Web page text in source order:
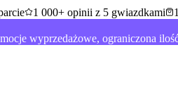
1 000+ opinii z 5 gwiazdkami
wyprzedażowe, ograniczona